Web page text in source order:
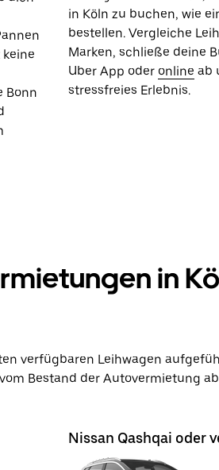
Bonn
in Köln zu buchen, wie
bestellen. Vergleiche
Marken, schließe deine
Uber App oder online ab
stressfreies Erlebnis.
in
verfügbaren Leihwagen
Bestand der Autovermietung
Nissan Qashqai oder